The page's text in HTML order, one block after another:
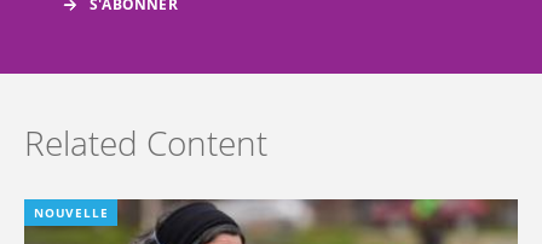
Related Content
NOUVELLE